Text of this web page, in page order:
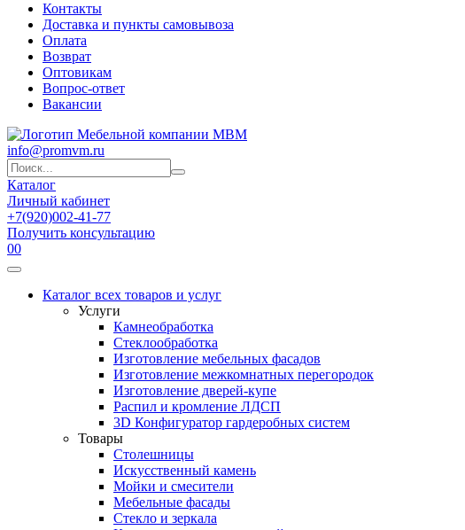
Контакты
Доставка и пункты самовывоза
Оплата
Возврат
Оптовикам
Вопрос-ответ
Вакансии
info@promvm.ru
Каталог
Личный кабинет
+7(920)002-41-77
Получить консультацию
00
Каталог всех товаров и услуг
Услуги
Камнеобработка
Стеклообработка
Изготовление мебельных фасадов
Изготовление межкомнатных перегородок
Изготовление дверей-купе
Распил и кромление ЛДСП
3D Конфигуратор гардеробных систем
Товары
Столешницы
Искусственный камень
Мойки и смесители
Мебельные фасады
Стекло и зеркала